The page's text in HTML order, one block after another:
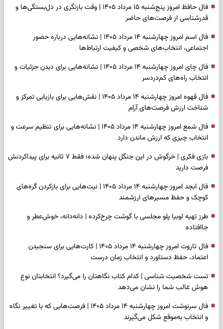
فال حافظ امروز پنج‌شنبه ۱۵ مرداد ۱۴۰۵ | وقت بازنگری در دل‌بستگی‌ها و
قدرشناسی از فرصت‌های حاضر
فال اسم امروز چهارشنبه ۱۴ مرداد ۱۴۰۵ | نشانه‌هایی درباره حضور
اجتماعی، انتخاب‌های شخصی و کیفیت ارتباط‌ها
فال چای امروز چهارشنبه ۱۴ مرداد ۱۴۰۵ | نشانه‌هایی برای دیدن جزئیات و
انتخاب راه‌های کم‌دردسر
فال قهوه امروز چهارشنبه ۱۴ مرداد ۱۴۰۵ | نقش‌هایی برای بازیابی تمرکز و
شناخت ارزش فرصت‌های آرام
فال شمع امروز چهارشنبه ۱۴ مرداد ۱۴۰۵ | نشانه‌هایی برای تنظیم سرعت و
انتخاب چیزی که ارزش ماندن دارد
بازی فکری | خرگوش در این جنگل پنهان شده؛ فقط ۷ ثانیه برای پیداکردنش
فرصت دارید
فال ابجد امروز چهارشنبه ۱۴ مرداد ۱۴۰۵ | نیت‌هایی برای بازکردن گره‌های
کوچک و حفظ مسیرهای ارزشمند
طرز تهیه لوبیا پلو مجلسی با گوشت چرخ‌کرده | دانه‌دانه، خوش‌عطر و
جاافتاده
فال تاروت امروز چهارشنبه ۱۴ مرداد ۱۴۰۵ | کارت‌هایی برای سنجیدن
اعتماد، حفظ دستاورد و انتخاب زمان درست
تست شخصیت شناسی | کدام کتاب نگاهتان را می‌گیرد؟ انتخابتان نوع
هوش غالب شما را نشان می‌دهد
فال سرنوشت امروز چهارشنبه ۱۴ مرداد ۱۴۰۵ | فرصت‌هایی که با تغییر نگاه
و انتخاب به‌موقع شکل می‌گیرند